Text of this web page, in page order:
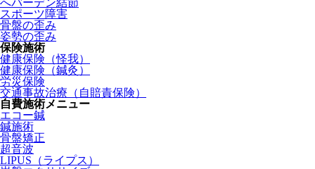
へバーデン結節
スポーツ障害
骨盤の歪み
姿勢の歪み
保険施術
健康保険（怪我）
健康保険（鍼灸）
労災保険
交通事故治療（自賠責保険）
自費施術メニュー
エコー鍼
鍼施術
骨盤矯正
超音波
LIPUS（ライプス）